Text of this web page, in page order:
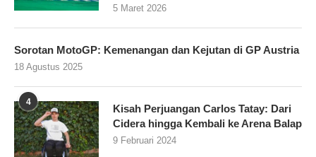
5 Maret 2026
Sorotan MotoGP: Kemenangan dan Kejutan di GP Austria
18 Agustus 2025
4
Kisah Perjuangan Carlos Tatay: Dari
Cidera hingga Kembali ke Arena Balap
9 Februari 2024